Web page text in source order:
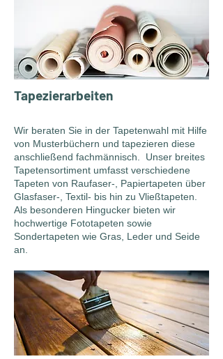
Tapezierarbeiten
Wir beraten Sie in der Tapetenwahl mit Hilfe
von Musterbüchern und tapezieren diese
anschließend fachmännisch. Unser breites
Tapetensortiment umfasst verschiedene
Tapeten von Raufaser-, Papiertapeten über
Glasfaser-, Textil- bis hin zu Vließtapeten.
Als besonderen Hingucker bieten wir
hochwertige Fototapeten sowie
Sondertapeten wie Gras, Leder und Seide
an.